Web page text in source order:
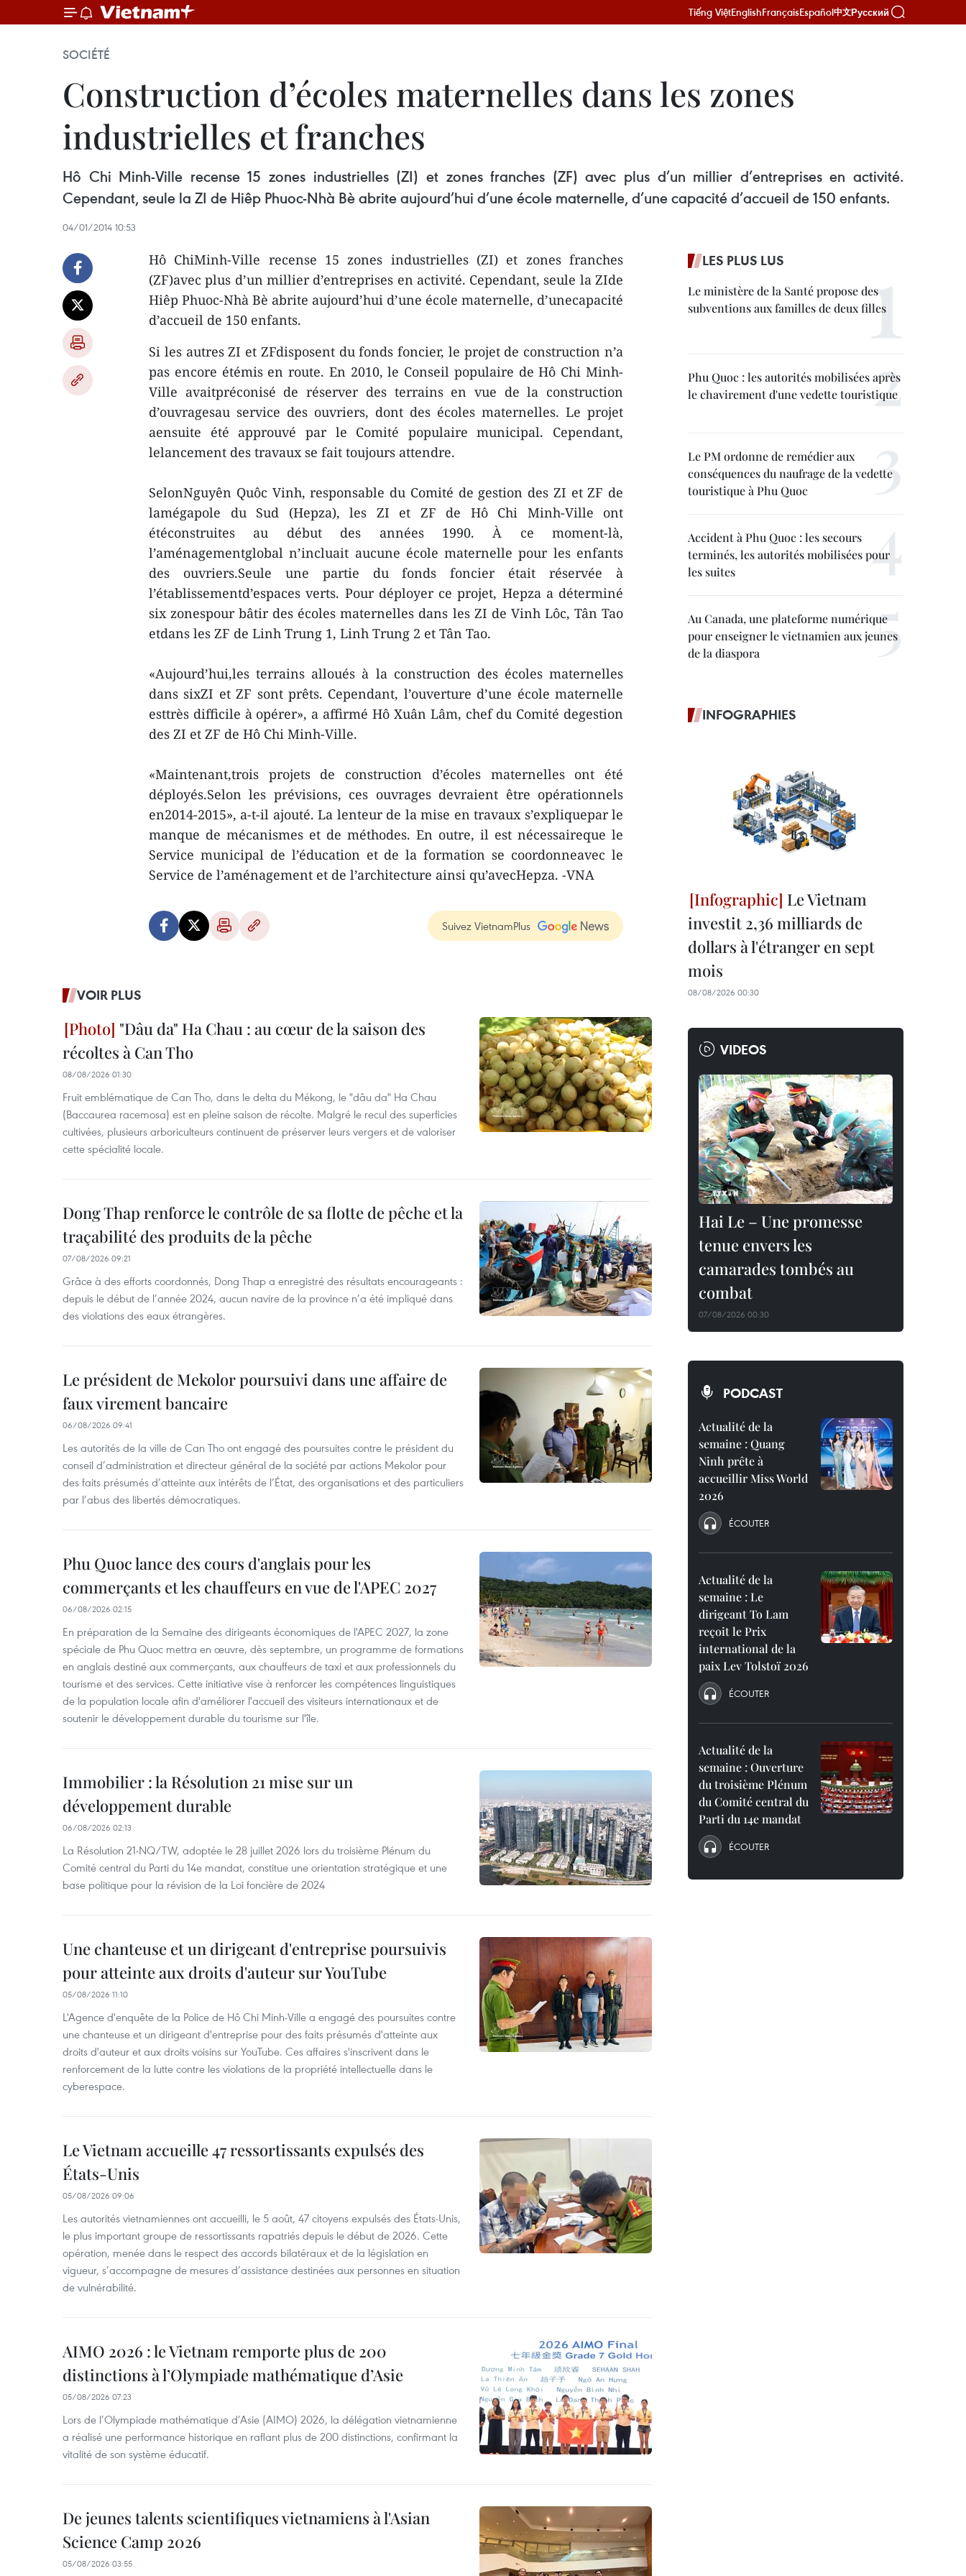
Tiếng ViệtEnglishFrançaisEspañol中文Русский
SOCIÉTÉ
Construction d’écoles maternelles dans les zones
industrielles et franches
Hô Chi Minh-Ville recense 15 zones industrielles (ZI) et zones franches (ZF) avec plus d’un millier d’entreprises en activité.
Cependant, seule la ZI de Hiêp Phuoc-Nhà Bè abrite aujourd’hui d’une école maternelle, d’une capacité d’accueil de 150 enfants.
04/01/2014 10:53
Hô ChiMinh-Ville recense 15 zones industrielles (ZI) et zones franches
(ZF)avec plus d’un millier d’entreprises en activité. Cependant, seule la ZIde
Hiêp Phuoc-Nhà Bè abrite aujourd’hui d’une école maternelle, d’unecapacité
d’accueil de 150 enfants.
Si les autres ZI et ZFdisposent du fonds foncier, le projet de construction n’a
pas encore étémis en route. En 2010, le Conseil populaire de Hô Chi Minh-
Ville avaitpréconisé de réserver des terrains en vue de la construction
d’ouvragesau service des ouvriers, dont des écoles maternelles. Le projet
aensuite été approuvé par le Comité populaire municipal. Cependant,
lelancement des travaux se fait toujours attendre.
SelonNguyên Quôc Vinh, responsable du Comité de gestion des ZI et ZF de
lamégapole du Sud (Hepza), les ZI et ZF de Hô Chi Minh-Ville ont
étéconstruites au début des années 1990. À ce moment-là,
l’aménagementglobal n’incluait aucune école maternelle pour les enfants
des ouvriers.Seule une partie du fonds foncier était réservée à
l’établissementd’espaces verts. Pour déployer ce projet, Hepza a déterminé
six zonespour bâtir des écoles maternelles dans les ZI de Vinh Lôc, Tân Tao
etdans les ZF de Linh Trung 1, Linh Trung 2 et Tân Tao.
«Aujourd’hui,les terrains alloués à la construction des écoles maternelles
dans sixZI et ZF sont prêts. Cependant, l’ouverture d’une école maternelle
esttrès difficile à opérer», a affirmé Hô Xuân Lâm, chef du Comité degestion
des ZI et ZF de Hô Chi Minh-Ville.
«Maintenant,trois projets de construction d’écoles maternelles ont été
déployés.Selon les prévisions, ces ouvrages devraient être opérationnels
en2014-2015», a-t-il ajouté. La lenteur de la mise en travaux s’expliquepar le
manque de mécanismes et de méthodes. En outre, il est nécessaireque le
Service municipal de l’éducation et de la formation se coordonneavec le
Service de l’aménagement et de l’architecture ainsi qu’avecHepza. -VNA
Suivez VietnamPlus
VOIR PLUS
"Dâu da" Ha Chau : au cœur de la saison des
récoltes à Can Tho
08/08/2026 01:30
Fruit emblématique de Can Tho, dans le delta du Mékong, le "dâu da" Ha Chau
(Baccaurea racemosa) est en pleine saison de récolte. Malgré le recul des superficies
cultivées, plusieurs arboriculteurs continuent de préserver leurs vergers et de valoriser
cette spécialité locale.
Dong Thap renforce le contrôle de sa flotte de pêche et la
traçabilité des produits de la pêche
07/08/2026 09:21
Grâce à des efforts coordonnés, Dong Thap a enregistré des résultats encourageants :
depuis le début de l’année 2024, aucun navire de la province n’a été impliqué dans
des violations des eaux étrangères.
Le président de Mekolor poursuivi dans une affaire de
faux virement bancaire
06/08/2026 09:41
Les autorités de la ville de Can Tho ont engagé des poursuites contre le président du
conseil d’administration et directeur général de la société par actions Mekolor pour
des faits présumés d’atteinte aux intérêts de l’État, des organisations et des particuliers
par l’abus des libertés démocratiques.
Phu Quoc lance des cours d'anglais pour les
commerçants et les chauffeurs en vue de l'APEC 2027
06/08/2026 02:15
En préparation de la Semaine des dirigeants économiques de l'APEC 2027, la zone
spéciale de Phu Quoc mettra en œuvre, dès septembre, un programme de formations
en anglais destiné aux commerçants, aux chauffeurs de taxi et aux professionnels du
tourisme et des services. Cette initiative vise à renforcer les compétences linguistiques
de la population locale afin d'améliorer l'accueil des visiteurs internationaux et de
soutenir le développement durable du tourisme sur l'île.
Immobilier : la Résolution 21 mise sur un
développement durable
06/08/2026 02:13
La Résolution 21-NQ/TW, adoptée le 28 juillet 2026 lors du troisième Plénum du
Comité central du Parti du 14e mandat, constitue une orientation stratégique et une
base politique pour la révision de la Loi foncière de 2024
Une chanteuse et un dirigeant d'entreprise poursuivis
pour atteinte aux droits d'auteur sur YouTube
05/08/2026 11:10
L'Agence d'enquête de la Police de Hô Chi Minh-Ville a engagé des poursuites contre
une chanteuse et un dirigeant d'entreprise pour des faits présumés d'atteinte aux
droits d'auteur et aux droits voisins sur YouTube. Ces affaires s'inscrivent dans le
renforcement de la lutte contre les violations de la propriété intellectuelle dans le
cyberespace.
Le Vietnam accueille 47 ressortissants expulsés des
États-Unis
05/08/2026 09:06
Les autorités vietnamiennes ont accueilli, le 5 août, 47 citoyens expulsés des États-Unis,
le plus important groupe de ressortissants rapatriés depuis le début de 2026. Cette
opération, menée dans le respect des accords bilatéraux et de la législation en
vigueur, s’accompagne de mesures d’assistance destinées aux personnes en situation
de vulnérabilité.
AIMO 2026 : le Vietnam remporte plus de 200
distinctions à l’Olympiade mathématique d’Asie
05/08/2026 07:23
Lors de l’Olympiade mathématique d’Asie (AIMO) 2026, la délégation vietnamienne
a réalisé une performance historique en raflant plus de 200 distinctions, confirmant la
vitalité de son système éducatif.
De jeunes talents scientifiques vietnamiens à l'Asian
Science Camp 2026
05/08/2026 03:55
LES PLUS LUS
Le ministère de la Santé propose des
subventions aux familles de deux filles
Phu Quoc : les autorités mobilisées après
le chavirement d'une vedette touristique
Le PM ordonne de remédier aux
conséquences du naufrage de la vedette
touristique à Phu Quoc
Accident à Phu Quoc : les secours
terminés, les autorités mobilisées pour
les suites
Au Canada, une plateforme numérique
pour enseigner le vietnamien aux jeunes
de la diaspora
INFOGRAPHIES
Le Vietnam
investit 2,36 milliards de
dollars à l'étranger en sept
mois
08/08/2026 00:30
VIDEOS
Hai Le – Une promesse
tenue envers les
camarades tombés au
combat
07/08/2026 00:30
PODCAST
Actualité de la
semaine : Quang
Ninh prête à
accueillir Miss World
2026
ÉCOUTER
Actualité de la
semaine : Le
dirigeant To Lam
reçoit le Prix
international de la
paix Lev Tolstoï 2026
ÉCOUTER
Actualité de la
semaine : Ouverture
du troisième Plénum
du Comité central du
Parti du 14e mandat
ÉCOUTER